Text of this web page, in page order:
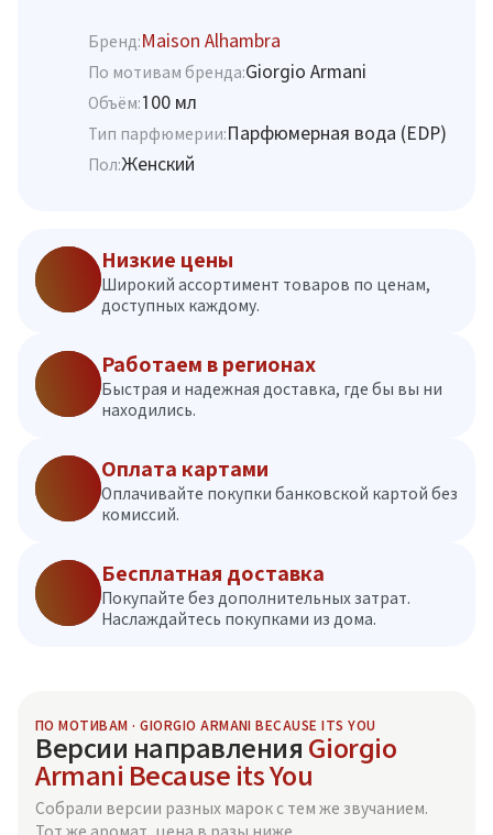
Бренд:Maison Alhambra
По мотивам бренда:Giorgio Armani
Объём:100 мл
Тип парфюмерии:Парфюмерная вода (EDP)
Пол:Женский
Низкие цены
Широкий ассортимент товаров по ценам,
доступных каждому.
Работаем в регионах
Быстрая и надежная доставка, где бы вы ни
находились.
Оплата картами
Оплачивайте покупки банковской картой без
комиссий.
Бесплатная доставка
Покупайте без дополнительных затрат.
Наслаждайтесь покупками из дома.
ПО МОТИВАМ · GIORGIO ARMANI BECAUSE ITS YOU
Версии направления Giorgio
Armani Because its You
Собрали версии разных марок с тем же звучанием.
Тот же аромат, цена в разы ниже.